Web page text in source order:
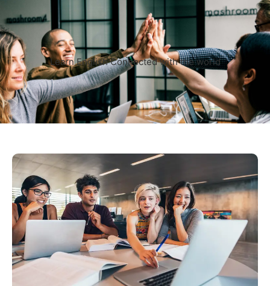
Learn English Connected with the world